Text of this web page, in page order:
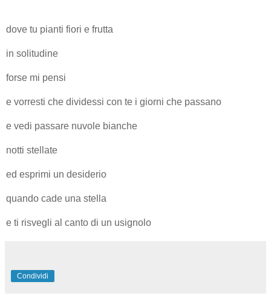
dove tu pianti fiori e frutta
in solitudine
forse mi pensi
e vorresti che dividessi con te i giorni che passano
e vedi passare nuvole bianche
notti stellate
ed esprimi un desiderio
quando cade una stella
e ti risvegli al canto di un usignolo
Condividi